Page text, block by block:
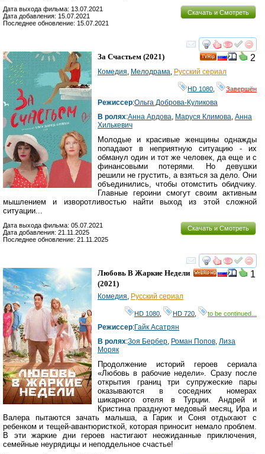
Скачать и Смотреть
Дата выхода фильма: 13.07.2021
Дата добавления: 15.07.2021
Последнее обновление: 15.07.2021
смотреть
2
За Счастьем (2021)
Комедия, Мелодрама, Русский сериал
HD 1080 Завершён
Режиссер:Ольга Доброва-Куликова
В ролях:Анна Ардова, Маруся Климова, Анна
Хилькевич
Молодые и красивые женщины однажды
попадают в неприятную ситуацию - их
обманул один и тот же человек, да еще и с
финансовыми потерями. Но девушки
решили не грустить, а взяться за дело. Они
объединились, чтобы отомстить обидчику.
Главные героини смогут своим активным
мышлением и изворотливостью найти выход из этой сложной
ситуации...
Скачать и Смотреть
Дата выхода фильма: 05.07.2021
Дата добавления: 21.11.2025
Последнее обновление: 21.11.2025
смотреть
1
Любовь В Жаркие Недели
(2021)
Комедия, Русский сериал
HD 1080 HD 720 to be continued...
Режиссер:Гайк Асатрян
В ролях:Зоя Бербер, Роман Попов, Лиза
Моряк
Продолжение историй героев сериала
«Любовь в рабочие недели». Сразу после
открытия границ три супружеские пары
оказываются в соседних номерах
шикарного отеля в Турции. Андрей и
Кристина празднуют медовый месяц, Ира и
Валера пытаются зачать малыша, а Гарик и Соня отдыхают с
ребенком и тещей-авантюристкой, которая приносит немало проблем.
В эти жаркие дни героев настигают неожиданные приключения,
семейные неурядицы и неподдельное счастье!